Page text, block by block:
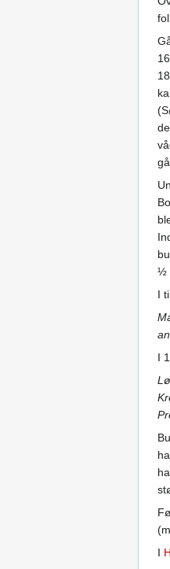
½
I
I
I